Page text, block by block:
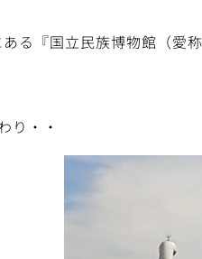
る『国立民族博物館（愛
り・・